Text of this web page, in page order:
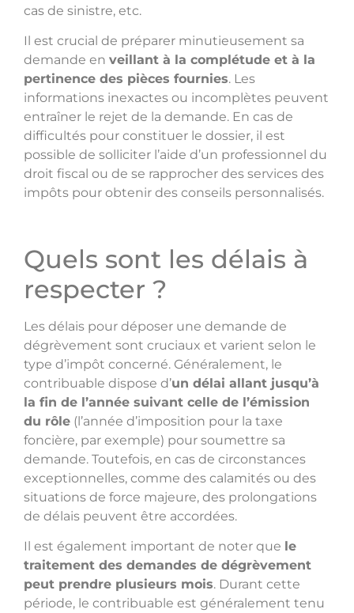
cas de sinistre, etc.
Il est crucial de préparer minutieusement sa
demande en veillant à la complétude et à la
pertinence des pièces fournies. Les
informations inexactes ou incomplètes peuvent
entraîner le rejet de la demande. En cas de
difficultés pour constituer le dossier, il est
possible de solliciter l’aide d’un professionnel du
droit fiscal ou de se rapprocher des services des
impôts pour obtenir des conseils personnalisés.
Quels sont les délais à
respecter ?
Les délais pour déposer une demande de
dégrèvement sont cruciaux et varient selon le
type d’impôt concerné. Généralement, le
contribuable dispose d’un délai allant jusqu’à
la fin de l’année suivant celle de l’émission
du rôle (l’année d’imposition pour la taxe
foncière, par exemple) pour soumettre sa
demande. Toutefois, en cas de circonstances
exceptionnelles, comme des calamités ou des
situations de force majeure, des prolongations
de délais peuvent être accordées.
Il est également important de noter que le
traitement des demandes de dégrèvement
peut prendre plusieurs mois. Durant cette
période, le contribuable est généralement tenu